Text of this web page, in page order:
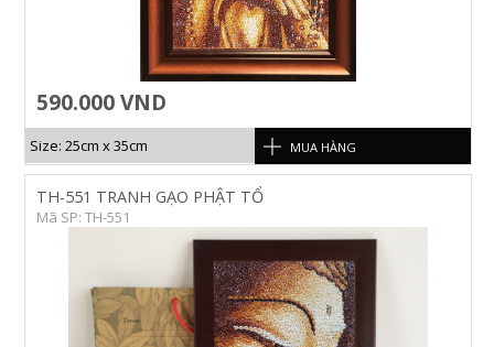
590.000 VND
Size: 25cm x 35cm MUA HÀNG
TH-551 TRANH GẠO PHẬT TỔ
Mã SP: TH-551